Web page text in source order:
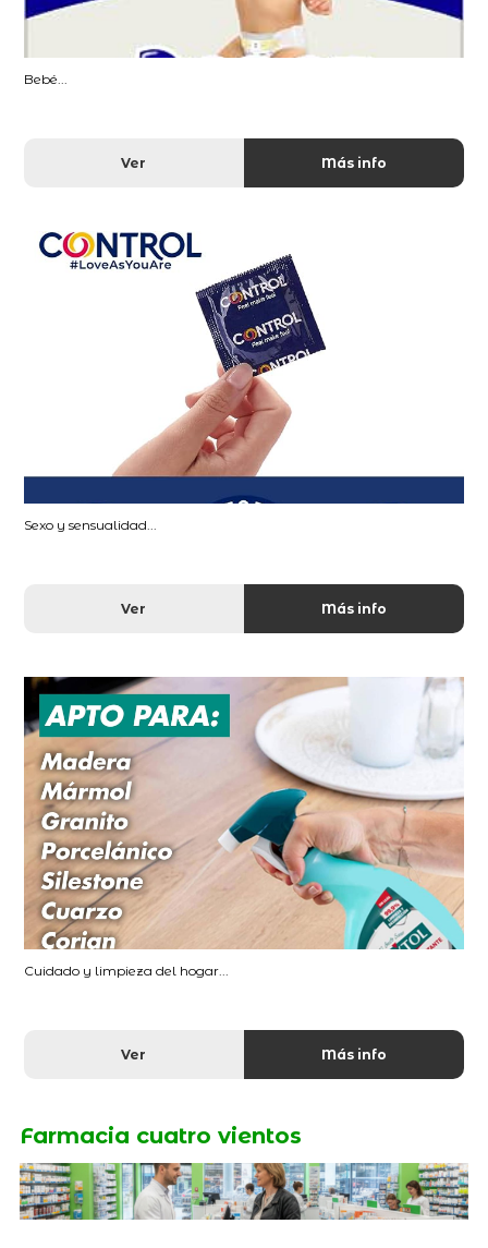
Bebé...
Ver Más info
Sexo y sensualidad...
Ver Más info
Cuidado y limpieza del hogar...
Ver Más info
Farmacia cuatro vientos